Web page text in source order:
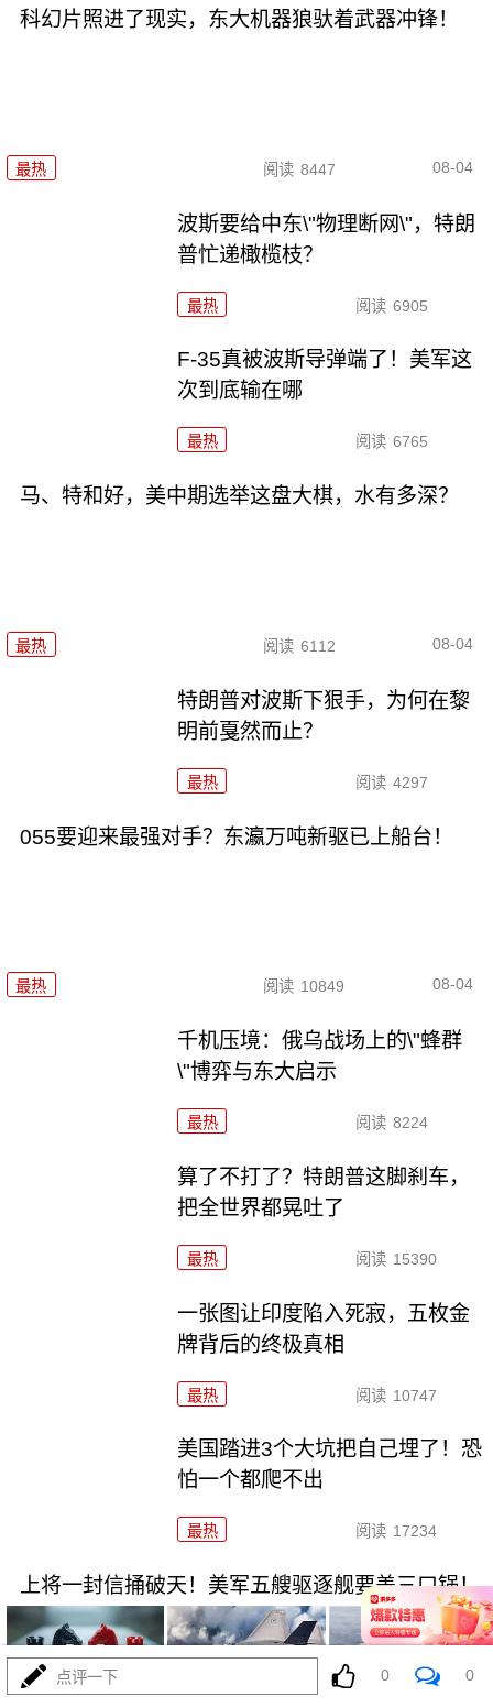
科幻片照进了现实，东大机器狼驮着武器冲锋！
最热 阅读 8447 08-04
波斯要给中东\"物理断网\"，特朗
普忙递橄榄枝？
最热 阅读 6905
F-35真被波斯导弹端了！美军这
次到底输在哪
最热 阅读 6765
马、特和好，美中期选举这盘大棋，水有多深？
最热 阅读 6112 08-04
特朗普对波斯下狠手，为何在黎
明前戛然而止？
最热 阅读 4297
055要迎来最强对手？东瀛万吨新驱已上船台！
最热 阅读 10849 08-04
千机压境：俄乌战场上的\"蜂群
\"博弈与东大启示
最热 阅读 8224
算了不打了？特朗普这脚刹车，
把全世界都晃吐了
最热 阅读 15390
一张图让印度陷入死寂，五枚金
牌背后的终极真相
最热 阅读 10747
美国踏进3个大坑把自己埋了！恐
怕一个都爬不出
最热 阅读 17234
上将一封信捅破天！美军五艘驱逐舰要盖三口锅！
点评一下 0 0